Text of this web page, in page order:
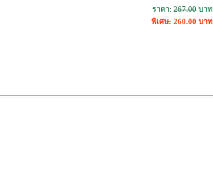
ราคา: 267.00 บาท
พิเศษ: 260.00 บาท